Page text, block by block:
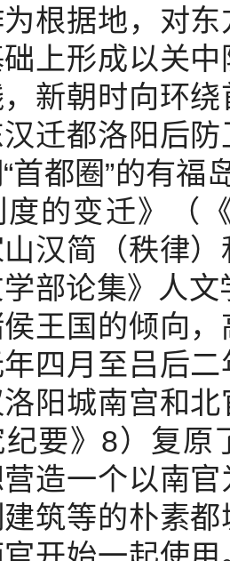
根据地，对
上形成以关
，新朝时向环
迁都洛阳后
首都圈”的有福
度的变迁》（
山汉简（秩律
部论集》人
王国的倾向
四月至吕后
洛阳城南宫和
要》8）复原
造一个以南
筑等的朴素